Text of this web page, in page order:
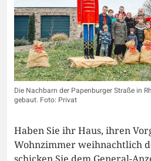
Die Nachbarn der Papenburger Straße in
gebaut. Foto: Privat
Haben Sie ihr Haus, ihren
Wohnzimmer weihnachtlich